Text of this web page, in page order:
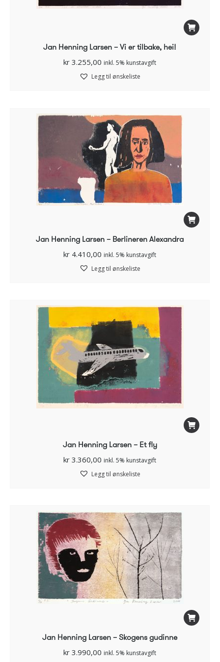
Jan Henning Larsen – Vi er tilbake, hei!
kr 3.255,00 inkl. 5% kunstavgift
Legg til ønskeliste
Jan Henning Larsen – Berlineren Alexandra
kr 4.410,00 inkl. 5% kunstavgift
Legg til ønskeliste
Jan Henning Larsen – Et fly
kr 3.360,00 inkl. 5% kunstavgift
Legg til ønskeliste
Jan Henning Larsen – Skogens gudinne
kr 3.990,00 inkl. 5% kunstavgift